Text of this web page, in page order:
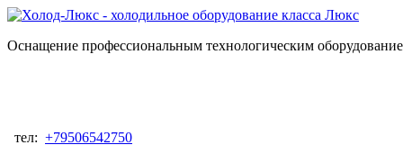
Оснащение профессиональным технологическим
тел: +79506542750